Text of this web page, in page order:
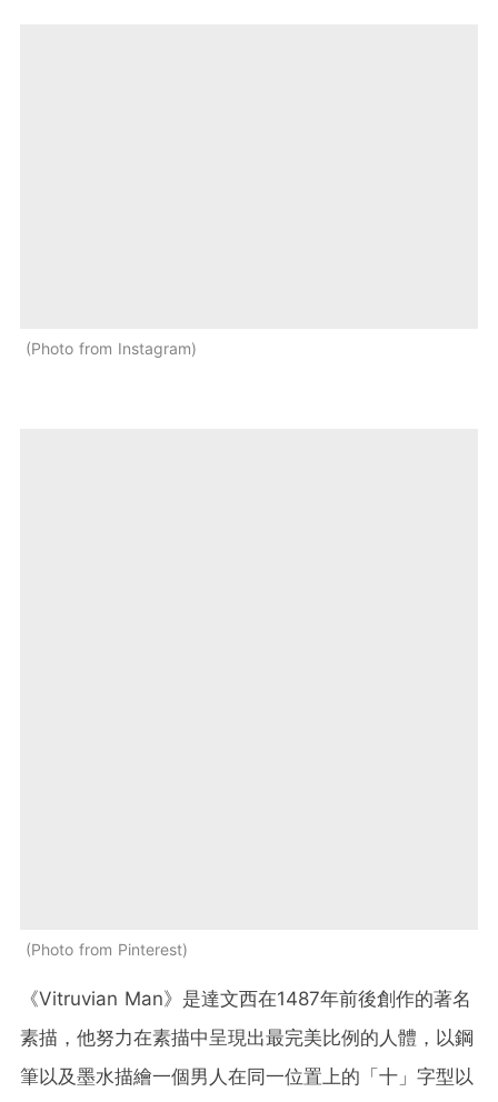
Photo from Instagram
Photo from Pinterest
《Vitruvian Man》是達文西在1487年前後創作的著名
素描，他努力在素描中呈現出最完美比例的人體，以鋼
筆以及墨水描繪一個男人在同一位置上的「十」字型以